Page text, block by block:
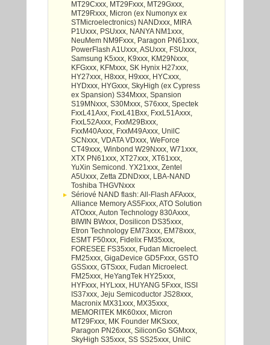
MT29Cxxx, MT29Fxxx, MT29Gxxx,
MT29Rxxx, Micron (ex Numonyx ex
STMicroelectronics) NANDxxx, MIRA
P1Uxxx, PSUxxx, NANYA NM1xxx,
NeuMem NM9Fxxx, Paragon PN61xxx,
PowerFlash A1Uxxx, ASUxxx, FSUxxx,
Samsung K5xxx, K9xxx, KM29Nxxx,
KFGxxx, KFMxxx, SK Hynix H27xxx,
HY27xxx, H8xxx, H9xxx, HYCxxx,
HYDxxx, HYGxxx, SkyHigh (ex Cypress
ex Spansion) S34Mxxx, Spansion
S19MNxxx, S30Mxxx, S76xxx, Spectek
FxxL41Axx, FxxL41Bxx, FxxL51Axxx,
FxxL52Axxx, FxxM29Bxxx,
FxxM40Axxx, FxxM49Axxx, UnilC
SCNxxx, VDATA VDxxx, WeForce
CT49xxx, Winbond W29Nxxx, W71xxx,
XTX PN61xxx, XT27xxx, XT61xxx,
YuXin Semicond. YX21xxx, Zentel
A5Uxxx, Zetta ZDNDxxx, LBA-NAND
Toshiba THGVNxxx
Sériové NAND flash: All-Flash AFAxxx,
Alliance Memory AS5Fxxx, ATO Solution
ATOxxx, Auton Technology 830Axxx,
BIWIN BWxxx, Dosilicon DS35xxx,
Etron Technology EM73xxx, EM78xxx,
ESMT F50xxx, Fidelix FM35xxx,
FORESEE FS35xxx, Fudan Microelect.
FM25xxx, GigaDevice GD5Fxxx, GSTO
GSSxxx, GTSxxx, Fudan Microelect.
FM25xxx, HeYangTek HY25xxx,
HYFxxx, HYLxxx, HUYANG 5Fxxx, ISSI
IS37xxx, Jeju Semicoductor JS28xxx,
Macronix MX31xxx, MX35xxx,
MEMORITEK MK60xxx, Micron
MT29Fxxx, MK Founder MKSxxx,
Paragon PN26xxx, SiliconGo SGMxxx,
SkyHigh S35xxx, SS SS25xxx, UnilC